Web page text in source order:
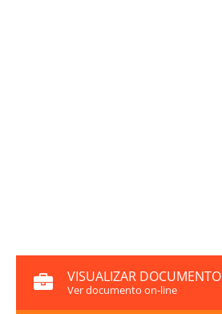
VISUALIZAR DOCUMENTO
Ver documento on-line